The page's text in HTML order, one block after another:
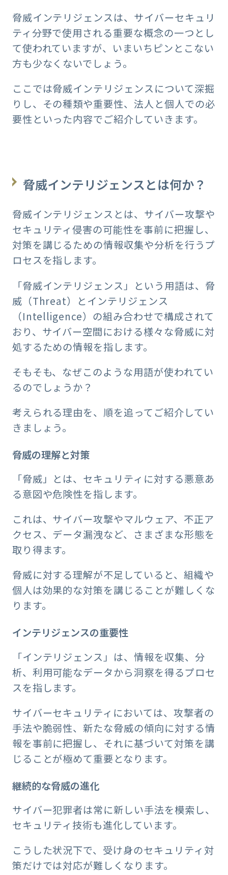
脅威インテリジェンスは、サイバーセキュリ
ティ分野で使用される重要な概念の一つとし
て使われていますが、いまいちピンとこない
方も少なくないでしょう。
ここでは脅威インテリジェンスについて深掘
りし、その種類や重要性、法人と個人での必
要性といった内容でご紹介していきます。
脅威インテリジェンスとは何か？
脅威インテリジェンスとは、サイバー攻撃や
セキュリティ侵害の可能性を事前に把握し、
対策を講じるための情報収集や分析を行うプ
ロセスを指します。
「脅威インテリジェンス」という用語は、脅
威（Threat）とインテリジェンス
（Intelligence）の組み合わせで構成されて
おり、サイバー空間における様々な脅威に対
処するための情報を指します。
そもそも、なぜこのような用語が使われてい
るのでしょうか？
考えられる理由を、順を追ってご紹介してい
きましょう。
脅威の理解と対策
「脅威」とは、セキュリティに対する悪意あ
る意図や危険性を指します。
これは、サイバー攻撃やマルウェア、不正ア
クセス、データ漏洩など、さまざまな形態を
取り得ます。
脅威に対する理解が不足していると、組織や
個人は効果的な対策を講じることが難しくな
ります。
インテリジェンスの重要性
「インテリジェンス」は、情報を収集、分
析、利用可能なデータから洞察を得るプロセ
スを指します。
サイバーセキュリティにおいては、攻撃者の
手法や脆弱性、新たな脅威の傾向に対する情
報を事前に把握し、それに基づいて対策を講
じることが極めて重要となります。
継続的な脅威の進化
サイバー犯罪者は常に新しい手法を模索し、
セキュリティ技術も進化しています。
こうした状況下で、受け身のセキュリティ対
策だけでは対応が難しくなります。